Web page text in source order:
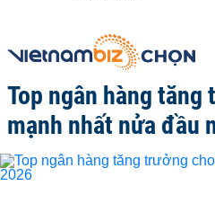
Top ngân hàng tăng
mạnh nhất nửa đầu